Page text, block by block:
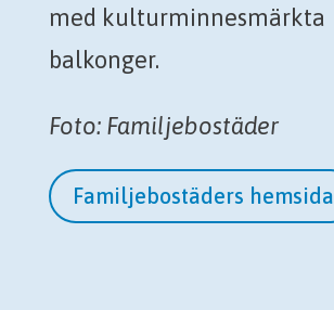
med kulturminnesmärkta
balkonger.
Foto: Familjebostäder
Familjebostäders hemsida